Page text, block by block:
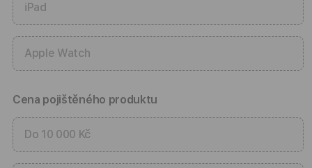
iPad
Apple Watch
Cena pojištěného produktu
Do 10 000 Kč